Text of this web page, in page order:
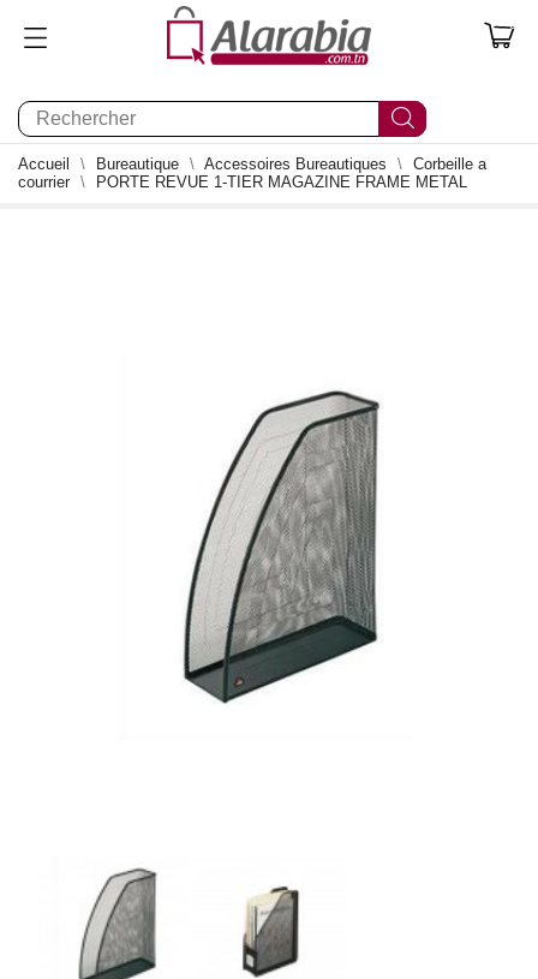
0
Accueil Bureautique Accessoires Bureautiques
Corbeille a
courrier
PORTE REVUE 1-TIER MAGAZINE FRAME METAL